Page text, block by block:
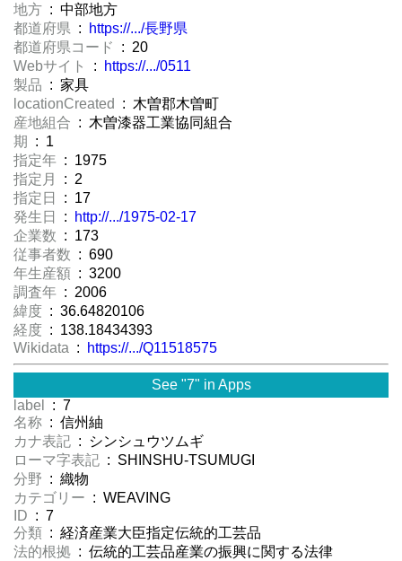
地方 : 中部地方
都道府県 :
https://.../長野県
都道府県コード
: 20
Webサイト
:
https://.../0511
製品 : 家具
locationCreated
: 木曽郡木曽町
産地組合 : 木曽漆器工業協同組合
期
: 1
指定年 : 1975
指定月
: 2
指定日
: 17
発生日
:
http://.../1975-02-17
企業数 : 173
従事者数 : 690
年生産額 : 3200
調査年 : 2006
緯度 : 36.64820106
経度 : 138.18434393
Wikidata : https://.../Q11518575
See "7" in Apps
label
: 7
名称 : 信州紬
カナ表記 : シンシュウツムギ
ローマ字表記 : SHINSHU-TSUMUGI
分野 : 織物
カテゴリー : WEAVING
ID : 7
分類 : 経済産業大臣指定伝統的工芸品
法的根拠 : 伝統的工芸品産業の振興に関する法律